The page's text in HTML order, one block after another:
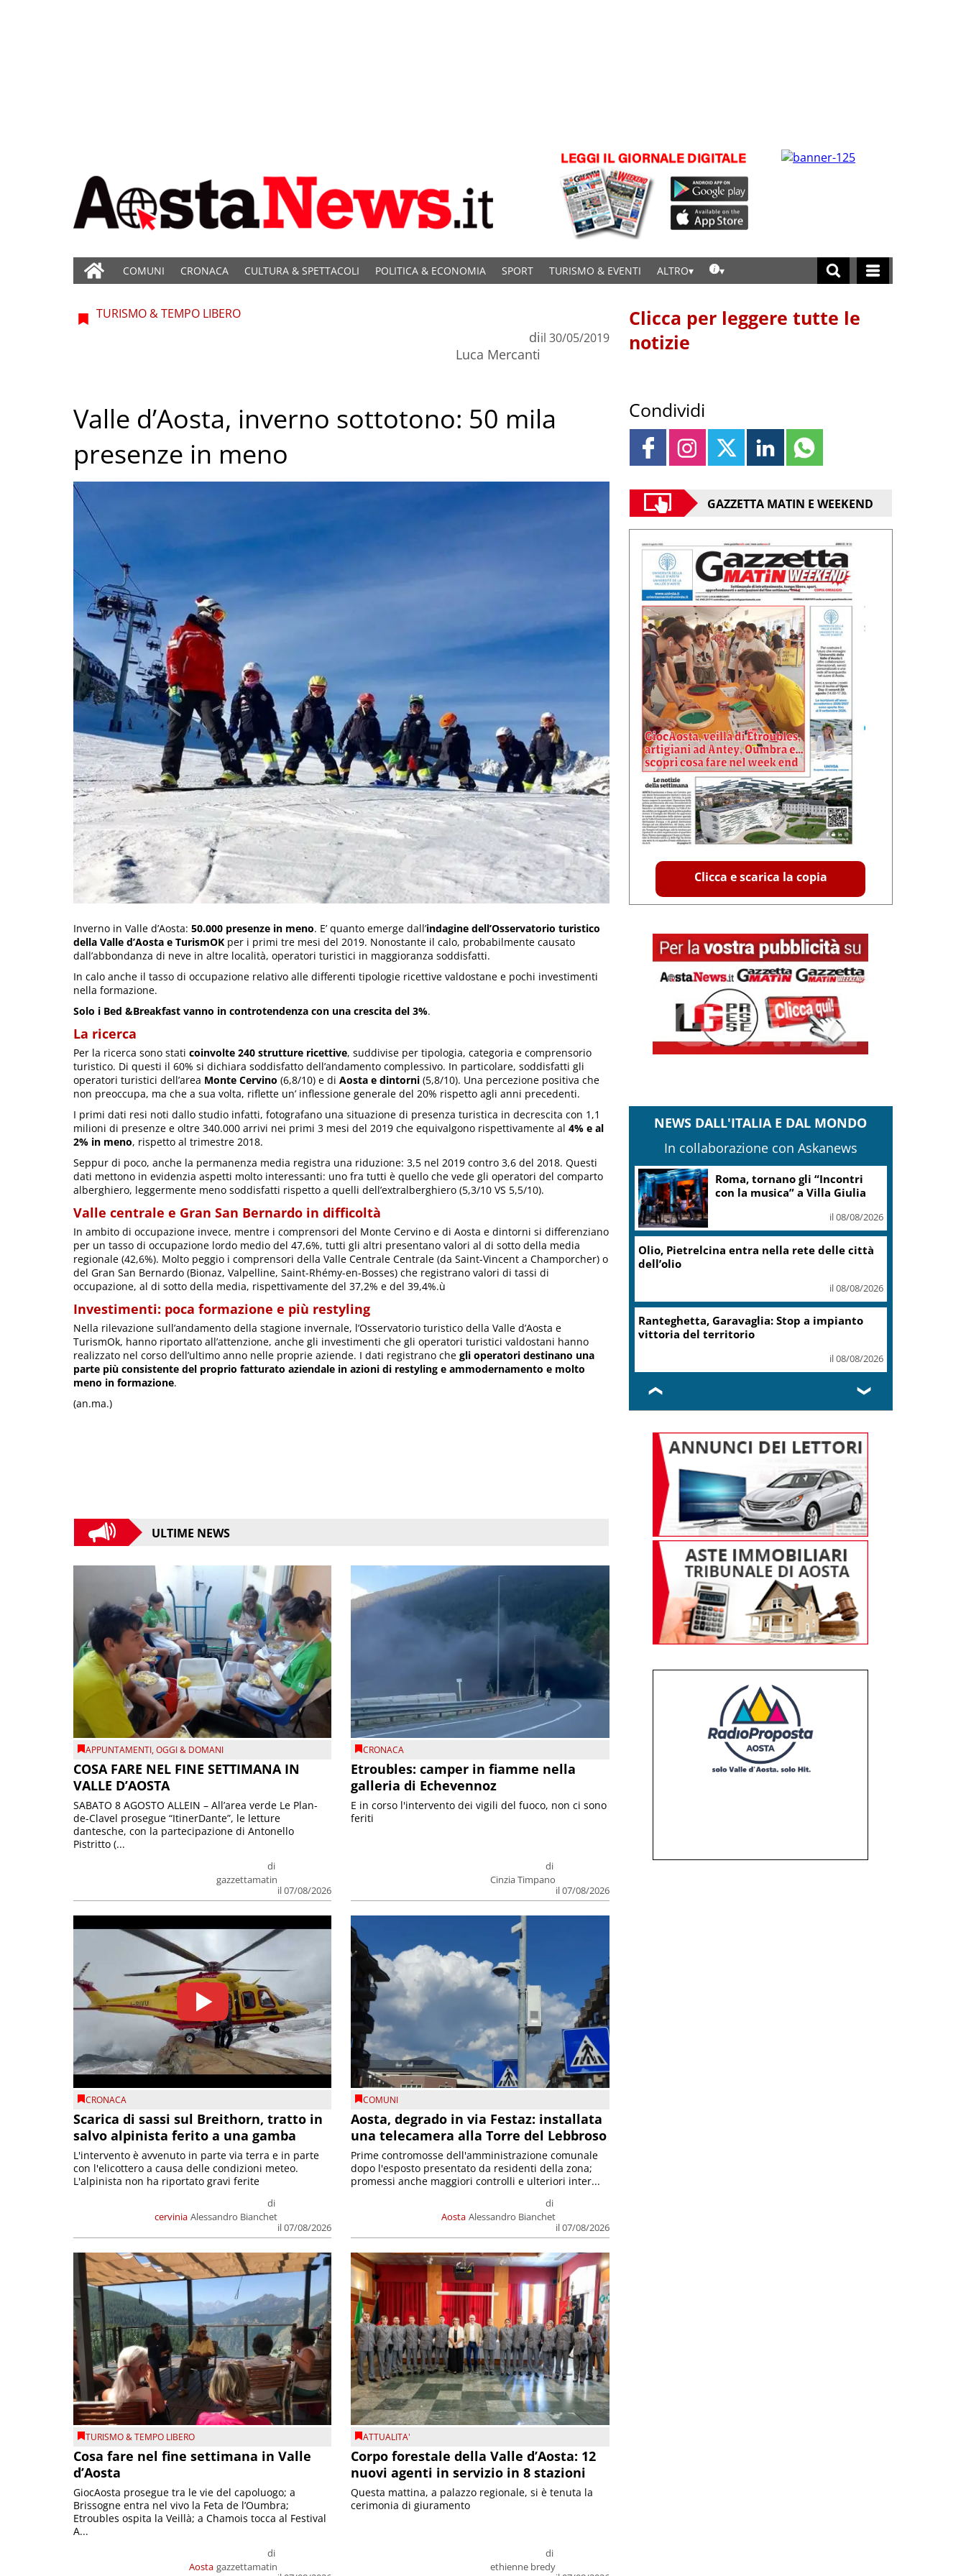
COMUNI CRONACA CULTURA & SPETTACOLI POLITICA & ECONOMIA SPORT TURISMO & EVENTI ALTRO
TURISMO & TEMPO LIBERO
di
Luca Mercanti
il 30/05/2019
Valle d’Aosta, inverno sottotono: 50 mila
presenze in meno
Inverno in Valle d’Aosta: 50.000 presenze in meno. E’ quanto emerge dall’indagine dell’Osservatorio turistico
della Valle d’Aosta e TurismOK per i primi tre mesi del 2019. Nonostante il calo, probabilmente causato
dall’abbondanza di neve in altre località, operatori turistici in maggioranza soddisfatti.
In calo anche il tasso di occupazione relativo alle differenti tipologie ricettive valdostane e pochi investimenti
nella formazione.
Solo i Bed &Breakfast vanno in controtendenza con una crescita del 3%.
La ricerca
Per la ricerca sono stati coinvolte 240 strutture ricettive, suddivise per tipologia, categoria e comprensorio
turistico. Di questi il 60% si dichiara soddisfatto dell’andamento complessivo. In particolare, soddisfatti gli
operatori turistici dell’area Monte Cervino (6,8/10) e di Aosta e dintorni (5,8/10). Una percezione positiva che
non preoccupa, ma che a sua volta, riflette un’ inflessione generale del 20% rispetto agli anni precedenti.
I primi dati resi noti dallo studio infatti, fotografano una situazione di presenza turistica in decrescita con 1,1
milioni di presenze e oltre 340.000 arrivi nei primi 3 mesi del 2019 che equivalgono rispettivamente al 4% e al
2% in meno, rispetto al trimestre 2018.
Seppur di poco, anche la permanenza media registra una riduzione: 3,5 nel 2019 contro 3,6 del 2018. Questi
dati mettono in evidenzia aspetti molto interessanti: uno fra tutti è quello che vede gli operatori del comparto
alberghiero, leggermente meno soddisfatti rispetto a quelli dell’extralberghiero (5,3/10 VS 5,5/10).
Valle centrale e Gran San Bernardo in difficoltà
In ambito di occupazione invece, mentre i comprensori del Monte Cervino e di Aosta e dintorni si differenziano
per un tasso di occupazione lordo medio del 47,6%, tutti gli altri presentano valori al di sotto della media
regionale (42,6%). Molto peggio i comprensori della Valle Centrale Centrale (da Saint-Vincent a Champorcher) o
del Gran San Bernardo (Bionaz, Valpelline, Saint-Rhémy-en-Bosses) che registrano valori di tassi di
occupazione, al di sotto della media, rispettivamente del 37,2% e del 39,4%.ù
Investimenti: poca formazione e più restyling
Nella rilevazione sull’andamento della stagione invernale, l’Osservatorio turistico della Valle d’Aosta e
TurismOk, hanno riportato all’attenzione, anche gli investimenti che gli operatori turistici valdostani hanno
realizzato nel corso dell’ultimo anno nelle proprie aziende. I dati registrano che gli operatori destinano una
parte più consistente del proprio fatturato aziendale in azioni di restyling e ammodernamento e molto
meno in formazione.
(an.ma.)
ULTIME NEWS
APPUNTAMENTI,OGGI & DOMANI
COSA FARE NEL FINE SETTIMANA IN
VALLE D’AOSTA
di
gazzettamatin
il 07/08/2026
SABATO 8 AGOSTO ALLEIN – All’area verde Le Plan-
de-Clavel prosegue “ItinerDante”, le letture
dantesche, con la partecipazione di Antonello
Pistritto (...
CRONACA
Etroubles: camper in fiamme nella
galleria di Echevennoz
di
Cinzia Timpano
il 07/08/2026
E in corso l'intervento dei vigili del fuoco, non ci sono
feriti
CRONACA
Scarica di sassi sul Breithorn, tratto in
salvo alpinista ferito a una gamba
cervinia
di
Alessandro Bianchet
il 07/08/2026
L'intervento è avvenuto in parte via terra e in parte
con l'elicottero a causa delle condizioni meteo.
L'alpinista non ha riportato gravi ferite
COMUNI
Aosta, degrado in via Festaz: installata
una telecamera alla Torre del Lebbroso
Aosta
di
Alessandro Bianchet
il 07/08/2026
Prime contromosse dell'amministrazione comunale
dopo l'esposto presentato da residenti della zona;
promessi anche maggiori controlli e ulteriori inter...
TURISMO & TEMPO LIBERO
Cosa fare nel fine settimana in Valle
d’Aosta
Aosta
di
gazzettamatin
GiocAosta prosegue tra le vie del capoluogo; a
Brissogne entra nel vivo la Feta de l’Oumbra;
Etroubles ospita la Veillà; a Chamois tocca al Festival
A...
ATTUALITA'
Corpo forestale della Valle d’Aosta: 12
nuovi agenti in servizio in 8 stazioni
di
ethienne bredy
Questa mattina, a palazzo regionale, si è tenuta la
cerimonia di giuramento
Clicca per leggere tutte le
notizie
Condividi
GAZZETTA MATIN E WEEKEND
Clicca e scarica la copia
NEWS DALL'ITALIA E DAL MONDO
In collaborazione con Askanews
Roma, tornano gli “Incontri
con la musica” a Villa Giulia
il 08/08/2026
Olio, Pietrelcina entra nella rete delle città
dell’olio
il 08/08/2026
Ranteghetta, Garavaglia: Stop a impianto
vittoria del territorio
il 08/08/2026
❮ ❯